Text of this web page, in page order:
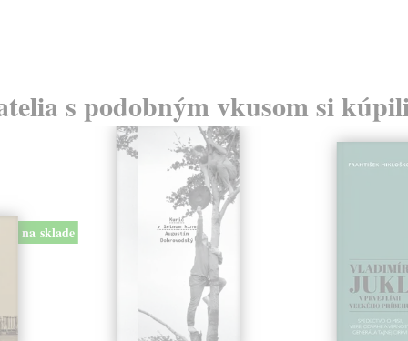
s podobným vkusom si
na sklade